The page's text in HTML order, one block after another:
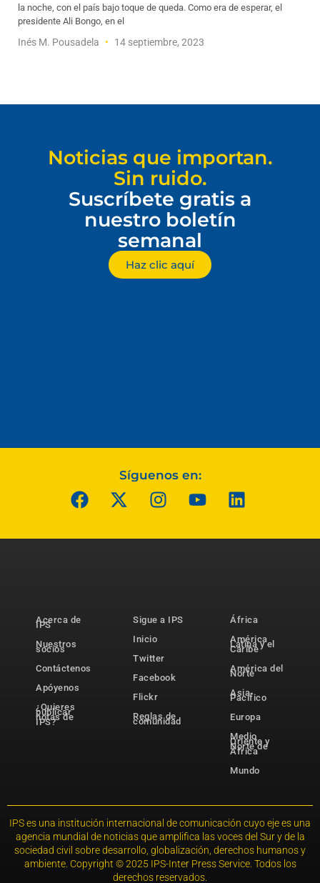
la noche, con el país bajo toque de queda. Como era de esperar, el
presidente Ali Bongo, en el
Inés M. Pousadela 14 septiembre, 2023
Noticias que importan.
Sin ruido.
Suscríbete gratis a
nuestro boletín
semanal
Haz clic aquí
Síguenos en:
Acerca de
IPS
Nuestros
socios
Contáctenos
Apóyenos
¿Quieres
publicar
notas de
IPS?
Sigue a IPS
Inicio
Twitter
Facebook
Flickr
Reglas de
comunidad
África
América
Latina y el
Caribe
América del
Norte
Asia-
Pacífico
Europa
Medio
Oriente y
Norte de
África
Mundo
IPS es una institución internacional de comunicación cuyo eje es una
agencia mundial de noticias que amplifica las voces del Sur y de la
sociedad civil sobre desarrollo, globalización, derechos humanos y
ambiente. Copyright © 2025 IPS-Inter Press Service. Todos los
derechos reservados.